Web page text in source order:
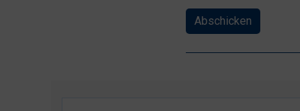
Abschicken